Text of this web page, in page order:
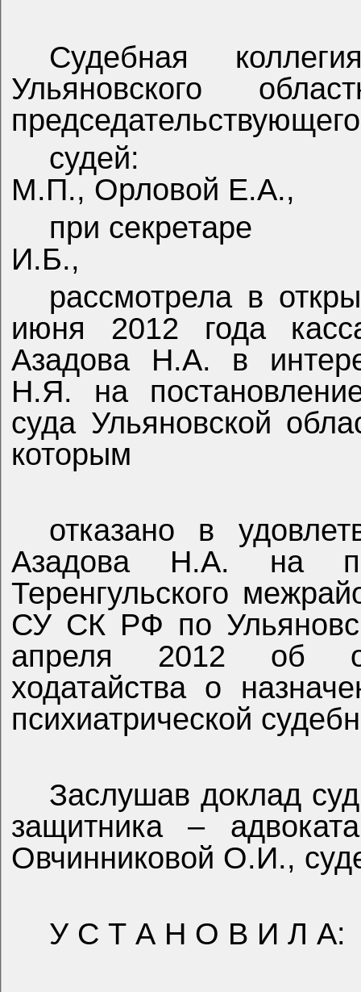
Судебная
Ульяновского
председательствующего
судей:
М.П., Орловой Е.А.,
при секретаре
И.Б.,
рассмотрела в
июня 2012 года
Азадова Н.А. в
Н.Я. на
суда Ульяновской
которым
отказано в
Азадова Н.А. на
Теренгульского
СУ СК РФ по
апреля 2012 об
ходатайства о
психиатрической
Заслушав доклад
защитника –
Овчинниковой О.И.,
У С Т А Н О В И Л А: